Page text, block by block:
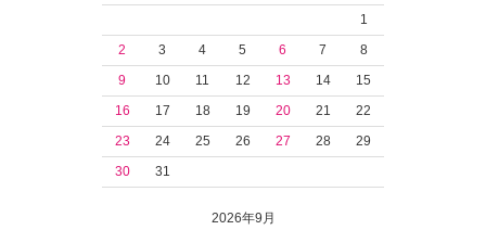
1
2
3 4 5 6 7
8
9
10 11 12 13 14
15
16
17 18 19 20 21
22
23
24 25 26 27 28
29
30
31
2026年9月